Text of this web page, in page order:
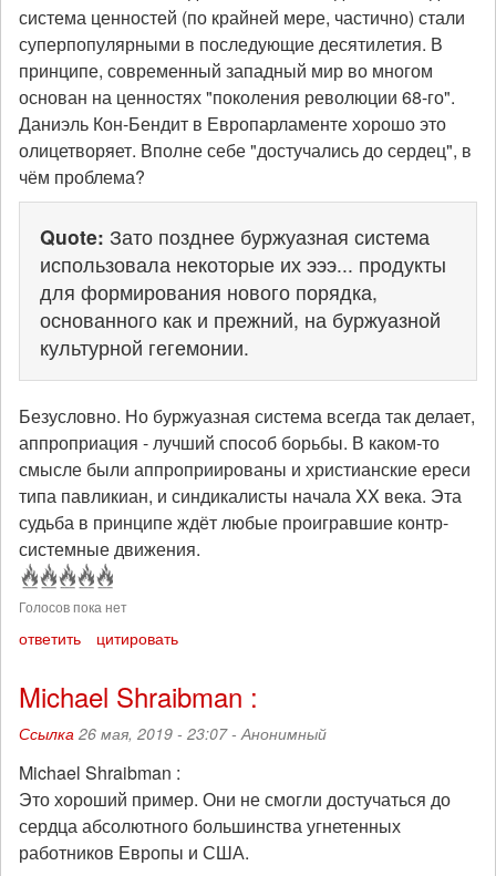
система ценностей (по крайней мере, частично) стали
суперпопулярными в последующие десятилетия. В
принципе, современный западный мир во многом
основан на ценностях "поколения революции 68-го".
Даниэль Кон-Бендит в Европарламенте хорошо это
олицетворяет. Вполне себе "достучались до сердец", в
чём проблема?
Quote: Зато позднее буржуазная система
использовала некоторые их эээ... продукты
для формирования нового порядка,
основанного как и прежний, на буржуазной
культурной гегемонии.
Безусловно. Но буржуазная система всегда так делает,
аппроприация - лучший способ борьбы. В каком-то
смысле были аппроприированы и христианские ереси
типа павликиан, и синдикалисты начала XX века. Эта
судьба в принципе ждёт любые проигравшие контр-
системные движения.
Голосов пока нет
ответить цитировать
Michael Shraibman :
Ссылка 26 мая, 2019 - 23:07 -Анонимный
Michael Shraibman :
Это хороший пример. Они не смогли достучаться до
сердца абсолютного большинства угнетенных
работников Европы и США.